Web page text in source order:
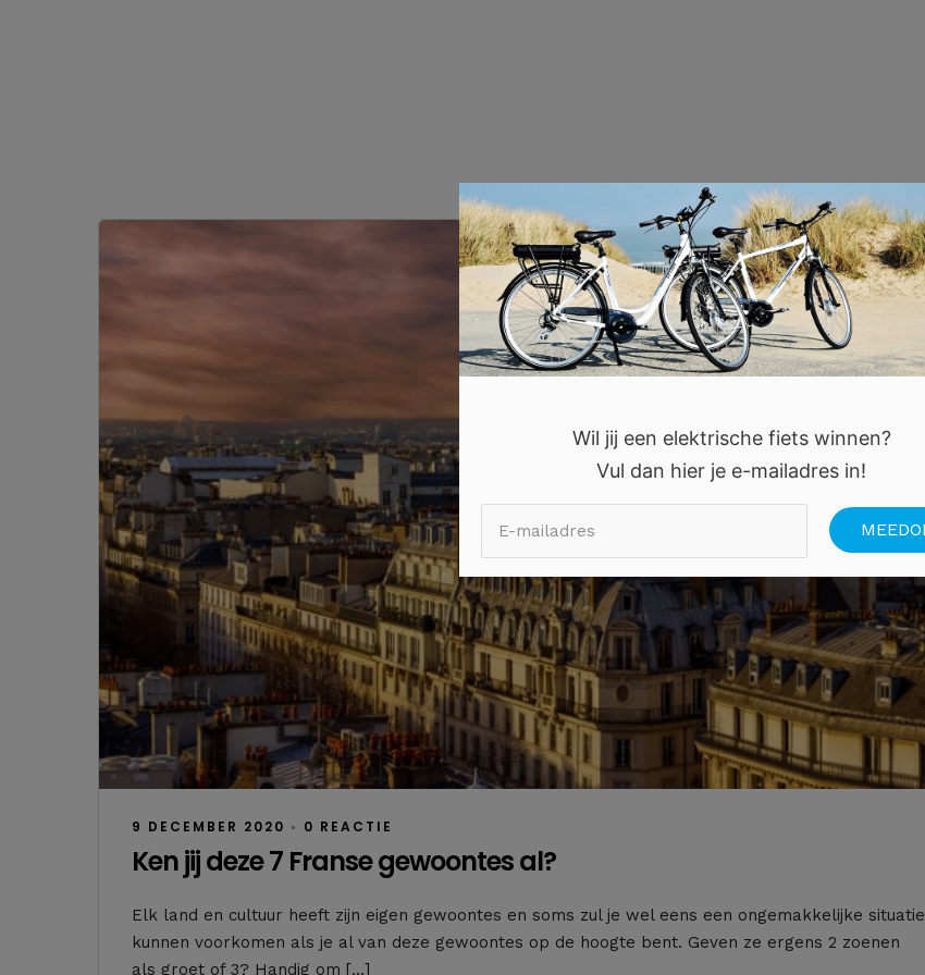
9 DECEMBER 2020 • 0 REACTIE
Ken jij deze 7 Franse gewoontes al?
Elk land en cultuur heeft zijn eigen gewoontes en soms zul je wel eens een ongemakkelijke situatie
kunnen voorkomen als je al van deze gewoontes op de hoogte bent. Geven ze ergens 2 zoenen
als groet of 3? Handig om […]
Wil jij een elektrische fiets winnen?
Vul dan hier je e-mailadres in!